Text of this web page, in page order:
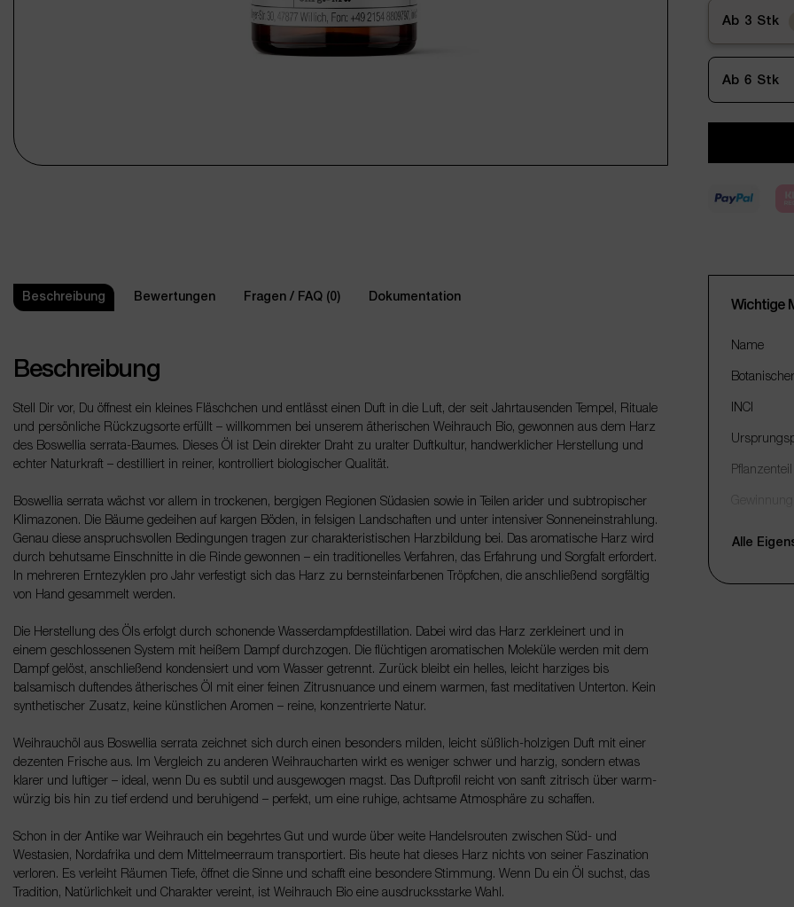
Ab 3 Stk
Ab 6 Stk
Beschreibung Bewertungen Fragen / FAQ (0) Dokumentation
Beschreibung
Stell Dir vor, Du öffnest ein kleines Fläschchen und entlässt einen Duft in die Luft, der seit Jahrtausenden Tempel, Rituale
und persönliche Rückzugsorte erfüllt – willkommen bei unserem ätherischen Weihrauch Bio, gewonnen aus dem Harz
des Boswellia serrata-Baumes. Dieses Öl ist Dein direkter Draht zu uralter Duftkultur, handwerklicher Herstellung und
echter Naturkraft – destilliert in reiner, kontrolliert biologischer Qualität.
Boswellia serrata wächst vor allem in trockenen, bergigen Regionen Südasien sowie in Teilen arider und subtropischer
Klimazonen. Die Bäume gedeihen auf kargen Böden, in felsigen Landschaften und unter intensiver Sonneneinstrahlung.
Genau diese anspruchsvollen Bedingungen tragen zur charakteristischen Harzbildung bei. Das aromatische Harz wird
durch behutsame Einschnitte in die Rinde gewonnen – ein traditionelles Verfahren, das Erfahrung und Sorgfalt erfordert.
In mehreren Erntezyklen pro Jahr verfestigt sich das Harz zu bernsteinfarbenen Tröpfchen, die anschließend sorgfältig
von Hand gesammelt werden.
Die Herstellung des Öls erfolgt durch schonende Wasserdampfdestillation. Dabei wird das Harz zerkleinert und in
einem geschlossenen System mit heißem Dampf durchzogen. Die flüchtigen aromatischen Moleküle werden mit dem
Dampf gelöst, anschließend kondensiert und vom Wasser getrennt. Zurück bleibt ein helles, leicht harziges bis
balsamisch duftendes ätherisches Öl mit einer feinen Zitrusnuance und einem warmen, fast meditativen Unterton. Kein
synthetischer Zusatz, keine künstlichen Aromen – reine, konzentrierte Natur.
Weihrauchöl aus Boswellia serrata zeichnet sich durch einen besonders milden, leicht süßlich-holzigen Duft mit einer
dezenten Frische aus. Im Vergleich zu anderen Weihraucharten wirkt es weniger schwer und harzig, sondern etwas
klarer und luftiger – ideal, wenn Du es subtil und ausgewogen magst. Das Duftprofil reicht von sanft zitrisch über warm-
würzig bis hin zu tief erdend und beruhigend – perfekt, um eine ruhige, achtsame Atmosphäre zu schaffen.
Schon in der Antike war Weihrauch ein begehrtes Gut und wurde über weite Handelsrouten zwischen Süd- und
Westasien, Nordafrika und dem Mittelmeerraum transportiert. Bis heute hat dieses Harz nichts von seiner Faszination
verloren. Es verleiht Räumen Tiefe, öffnet die Sinne und schafft eine besondere Stimmung. Wenn Du ein Öl suchst, das
Tradition, Natürlichkeit und Charakter vereint, ist Weihrauch Bio eine ausdrucksstarke Wahl.
Wichtige
Name
INCI
Pflanzenteil
Alle